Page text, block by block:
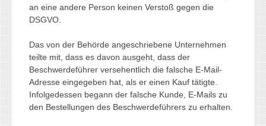
an eine andere Person keinen Verstoß gegen die
DSGVO.
Das von der Behörde angeschriebene Unternehmen
teilte mit, dass es davon ausgeht, dass der
Beschwerdeführer versehentlich die falsche E-Mail-
Adresse eingegeben hat, als er einen Kauf tätigte.
Infolgedessen begann der falsche Kunde, E-Mails zu
den Bestellungen des Beschwerdeführers zu erhalten.